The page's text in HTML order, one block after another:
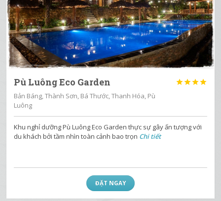
Pù Luông Eco Garden 
Bản Báng, Thành Sơn, Bá Thước, Thanh Hóa, Pù
Luông
Khu nghỉ dưỡng Pù Luông Eco Garden thực sự gây ấn tượng với
du khách bởi tầm nhìn toàn cảnh bao trọn Chi tiết
ĐẶT NGAY